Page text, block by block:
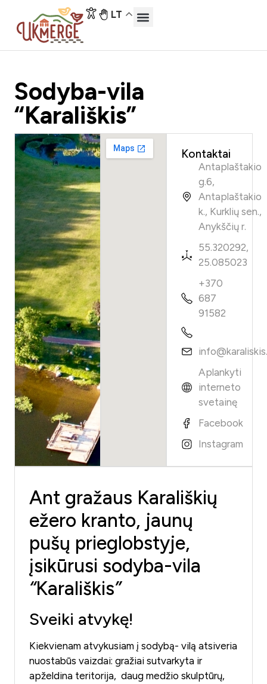
LT
Sodyba-vila
“Karališkis”
Kontaktai
Antaplaštakio
g.6,
Antaplaštakio
k., Kurklių sen.,
Anykščių r.
55.320292,
25.085023
+370
687
91582
Aplankyti
interneto
svetainę
Facebook
Instagram
Ant gražaus Karališkių
ežero kranto, jaunų
pušų prieglobstyje,
įsikūrusi sodyba-vila
“Karališkis”
Sveiki atvykę!
Kiekvienam atvykusiam į sodybą- vilą atsiveria
nuostabūs vaizdai: gražiai sutvarkyta ir
apželdina teritorija, daug medžio skulptūrų,